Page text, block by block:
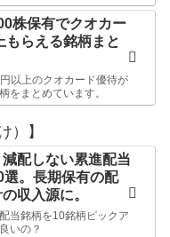
株保有でクオカー
もらえる銘柄まと
以上のクオカード優待が
をまとめています。
）】
減配しない累進配当
。長期保有の配
収入源に。
当銘柄を10銘柄ピックア
いの？